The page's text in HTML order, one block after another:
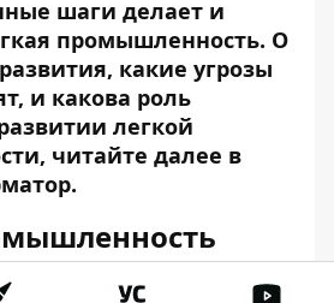
шаги делает и
промышленность. О
какие угрозы
и какова роль
легкой
читайте далее в
локомотивом